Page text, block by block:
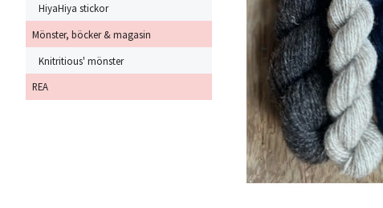
HiyaHiya stickor
Mönster, böcker & magasin
Knitritious' mönster
REA